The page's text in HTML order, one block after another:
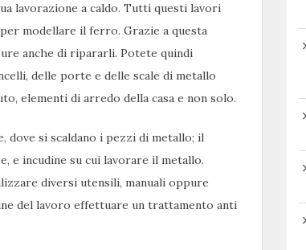
lavorazione a caldo. Tutti questi lavori
modellare il ferro. Grazie a questa
anche di ripararli. Potete quindi
delle porte e delle scale di metallo
elementi di arredo della casa e non solo.
si scaldano i pezzi di metallo; il
e incudine su cui lavorare il metallo.
diversi utensili, manuali oppure
del lavoro effettuare un trattamento anti